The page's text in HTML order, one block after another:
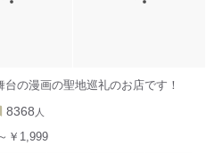
の漫画の聖地巡礼のお店です！
8368 人
￥1,999